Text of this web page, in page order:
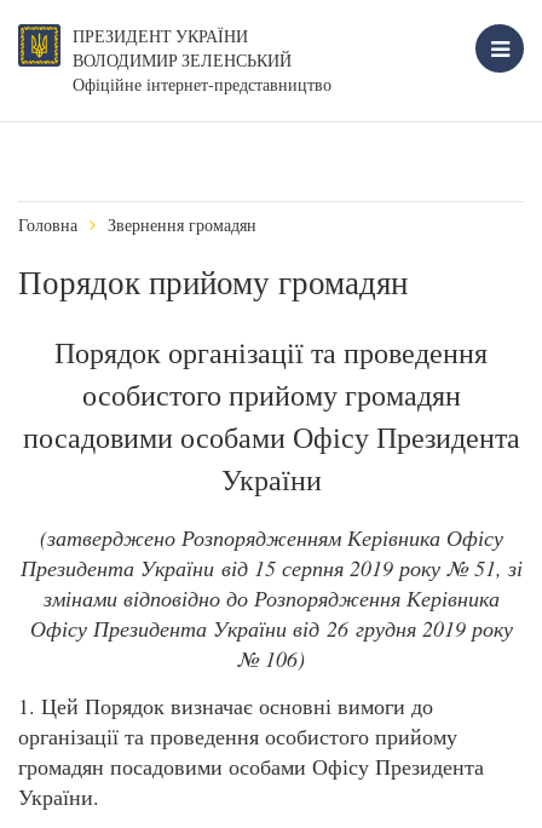
ПРЕЗИДЕНТ УКРАЇНИ
ВОЛОДИМИР ЗЕЛЕНСЬКИЙ
Офіційне інтернет-представництво
Головна Звернення громадян
Порядок прийому громадян
Порядок організації та проведення
особистого прийому громадян
посадовими особами Офісу Президента
України
(затверджено Розпорядженням Керівника Офісу
Президента України від 15 серпня 2019 року № 51, зі
змінами відповідно до Розпорядження Керівника
Офісу Президента України від 26 грудня 2019 року
№ 106)
1. Цей Порядок визначає основні вимоги до
організації та проведення особистого прийому
громадян посадовими особами Офісу Президента
України.